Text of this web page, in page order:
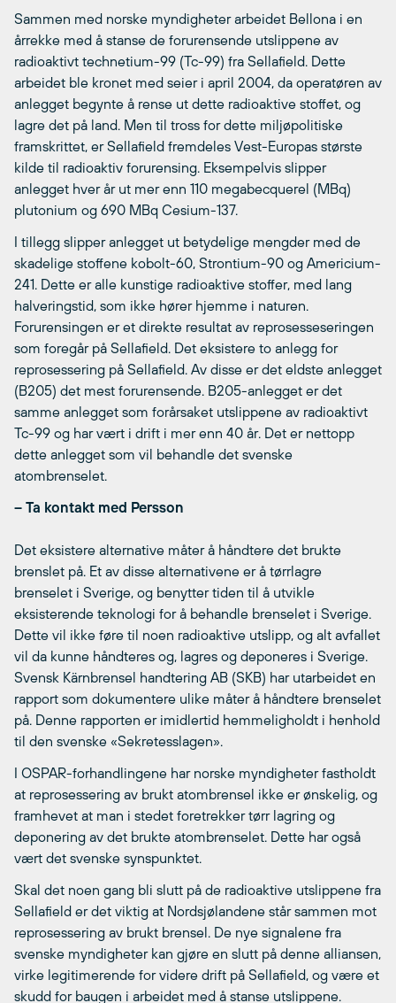
Sammen med norske myndigheter arbeidet Bellona i en
årrekke med å stanse de forurensende utslippene av
radioaktivt technetium-99 (Tc-99) fra Sellafield. Dette
arbeidet ble kronet med seier i april 2004, da operatøren av
anlegget begynte å rense ut dette radioaktive stoffet, og
lagre det på land. Men til tross for dette miljøpolitiske
framskrittet, er Sellafield fremdeles Vest-Europas største
kilde til radioaktiv forurensing. Eksempelvis slipper
anlegget hver år ut mer enn 110 megabecquerel (MBq)
plutonium og 690 MBq Cesium-137.
I tillegg slipper anlegget ut betydelige mengder med de
skadelige stoffene kobolt-60, Strontium-90 og Americium-
241. Dette er alle kunstige radioaktive stoffer, med lang
halveringstid, som ikke hører hjemme i naturen.
Forurensingen er et direkte resultat av reprosesseseringen
som foregår på Sellafield. Det eksistere to anlegg for
reprosessering på Sellafield. Av disse er det eldste anlegget
(B205) det mest forurensende. B205-anlegget er det
samme anlegget som forårsaket utslippene av radioaktivt
Tc-99 og har vært i drift i mer enn 40 år. Det er nettopp
dette anlegget som vil behandle det svenske
atombrenselet.
– Ta kontakt med Persson
Det eksistere alternative måter å håndtere det brukte
brenslet på. Et av disse alternativene er å tørrlagre
brenselet i Sverige, og benytter tiden til å utvikle
eksisterende teknologi for å behandle brenselet i Sverige.
Dette vil ikke føre til noen radioaktive utslipp, og alt avfallet
vil da kunne håndteres og, lagres og deponeres i Sverige.
Svensk Kärnbrensel handtering AB (SKB) har utarbeidet en
rapport som dokumentere ulike måter å håndtere brenselet
på. Denne rapporten er imidlertid hemmeligholdt i henhold
til den svenske «Sekretesslagen».
I OSPAR-forhandlingene har norske myndigheter fastholdt
at reprosessering av brukt atombrensel ikke er ønskelig, og
framhevet at man i stedet foretrekker tørr lagring og
deponering av det brukte atombrenselet. Dette har også
vært det svenske synspunktet.
Skal det noen gang bli slutt på de radioaktive utslippene fra
Sellafield er det viktig at Nordsjølandene står sammen mot
reprosessering av brukt brensel. De nye signalene fra
svenske myndigheter kan gjøre en slutt på denne alliansen,
virke legitimerende for videre drift på Sellafield, og være et
skudd for baugen i arbeidet med å stanse utslippene.